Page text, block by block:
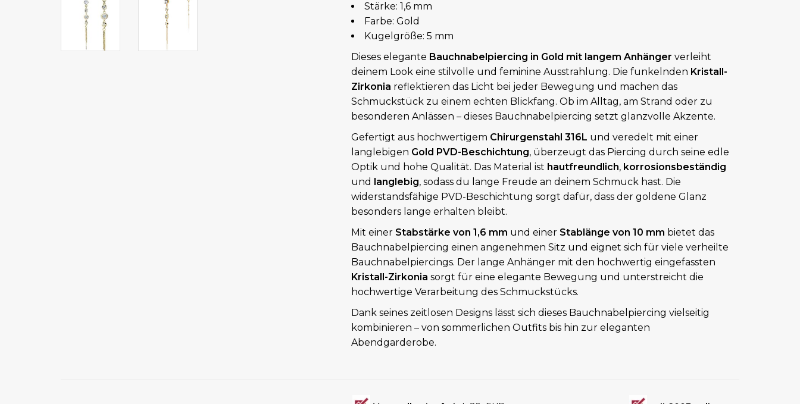
Stärke: 1,6 mm
Farbe: Gold
Kugelgröße: 5 mm
Dieses elegante Bauchnabelpiercing in Gold mit langem Anhänger verleiht
deinem Look eine stilvolle und feminine Ausstrahlung. Die funkelnden Kristall-
Zirkonia reflektieren das Licht bei jeder Bewegung und machen das
Schmuckstück zu einem echten Blickfang. Ob im Alltag, am Strand oder zu
besonderen Anlässen – dieses Bauchnabelpiercing setzt glanzvolle Akzente.
Gefertigt aus hochwertigem Chirurgenstahl 316L und veredelt mit einer
langlebigen Gold PVD-Beschichtung, überzeugt das Piercing durch seine edle
Optik und hohe Qualität. Das Material ist hautfreundlich, korrosionsbeständig
und langlebig, sodass du lange Freude an deinem Schmuck hast. Die
widerstandsfähige PVD-Beschichtung sorgt dafür, dass der goldene Glanz
besonders lange erhalten bleibt.
Mit einer Stabstärke von 1,6 mm und einer Stablänge von 10 mm bietet das
Bauchnabelpiercing einen angenehmen Sitz und eignet sich für viele verheilte
Bauchnabelpiercings. Der lange Anhänger mit den hochwertig eingefassten
Kristall-Zirkonia sorgt für eine elegante Bewegung und unterstreicht die
hochwertige Verarbeitung des Schmuckstücks.
Dank seines zeitlosen Designs lässt sich dieses Bauchnabelpiercing vielseitig
kombinieren – von sommerlichen Outfits bis hin zur eleganten
Abendgarderobe.